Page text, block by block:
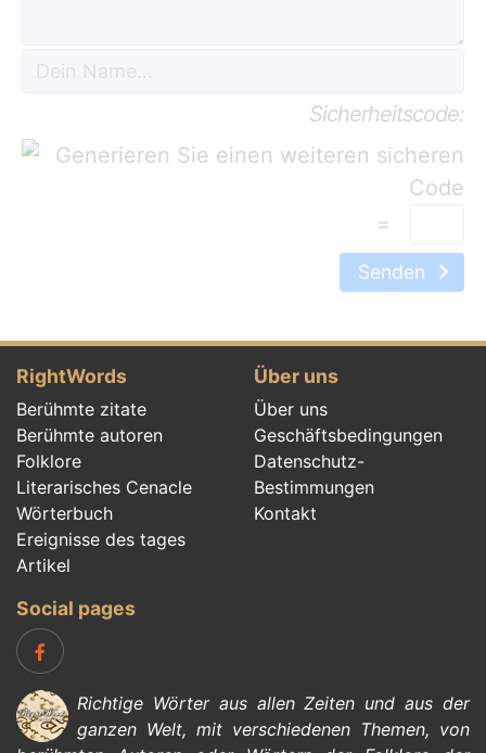
Sicherheitscode:
=
Senden
RightWords
Berühmte zitate
Berühmte autoren
Folklore
Literarisches Cenacle
Wörterbuch
Ereignisse des tages
Artikel
Über uns
Über uns
Geschäftsbedingungen
Datenschutz-
Bestimmungen
Kontakt
Social pages
Richtige Wörter aus allen Zeiten und aus der
ganzen Welt, mit verschiedenen Themen, von